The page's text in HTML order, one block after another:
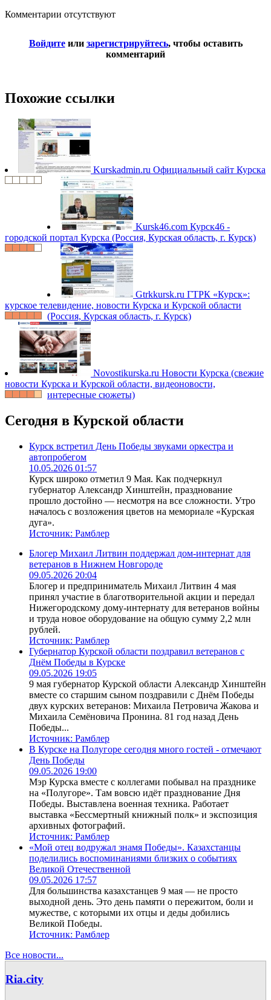
Комментарии отсутствуют
Войдитеили зарегистрируйтесь, чтобы оставить
комментарий
Похожие ссылки
Kurskadmin.ru Официальный сайт Курска
Kursk46.com Курск46 -
городской портал Курска (Россия, Курская область, г. Курск)
Gtrkkursk.ru ГТРК «Курск»:
курское телевидение, новости Курска и Курской области
(Россия, Курская область, г. Курск)
Novostikurska.ru Новости Курска (свежие
новости Курска и Курской области, видеоновости,
интересные сюжеты)
Сегодня в Курской области
Курск встретил День Победы звуками оркестра и
автопробегом
10.05.2026 01:57
Курск широко отметил 9 Мая. Как подчеркнул
губернатор Александр Хинштейн, празднование
прошло достойно — несмотря на все сложности. Утро
началось с возложения цветов на мемориале «Курская
дуга».
Источник: Рамблер
Блогер Михаил Литвин поддержал дом-интернат для
ветеранов в Нижнем Новгороде
09.05.2026 20:04
Блогер и предприниматель Михаил Литвин 4 мая
принял участие в благотворительной акции и передал
Нижегородскому дому-интернату для ветеранов войны
и труда новое оборудование на общую сумму 2,2 млн
рублей.
Источник: Рамблер
Губернатор Курской области поздравил ветеранов с
Днём Победы в Курске
09.05.2026 19:05
9 мая губернатор Курской области Александр Хинштейн
вместе со старшим сыном поздравили с Днём Победы
двух курских ветеранов: Михаила Петровича Жакова и
Михаила Семёновича Пронина. 81 год назад День
Победы...
Источник: Рамблер
В Курске на Полугоре сегодня много гостей - отмечают
День Победы
09.05.2026 19:00
Мэр Курска вместе с коллегами побывал на празднике
на «Полугоре». Там вовсю идёт празднование Дня
Победы. Выставлена военная техника. Работает
выставка «Бессмертный книжный полк» и экспозиция
архивных фотографий.
Источник: Рамблер
«Мой отец водружал знамя Победы». Казахстанцы
поделились воспоминаниями близких о событиях
Великой Отечественной
09.05.2026 17:57
Для большинства казахстанцев 9 мая — не просто
выходной день. Это день памяти о пережитом, боли и
мужестве, с которыми их отцы и деды добились
Великой Победы.
Источник: Рамблер
Все новости...
Ria.city